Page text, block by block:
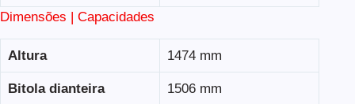
Dimensões | Capacidades
Altura 1474 mm
Bitola dianteira 1506 mm